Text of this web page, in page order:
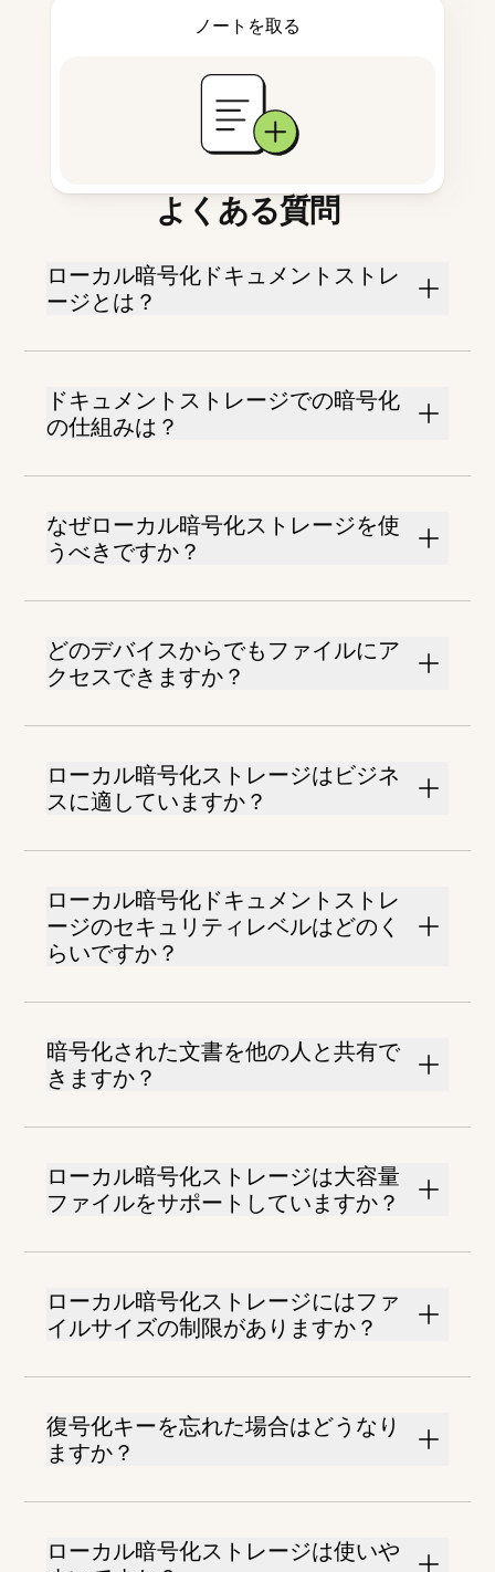
ノートを取る
よくある質問
ローカル暗号化ドキュメントストレ
ージとは？
ドキュメントストレージでの暗号化
の仕組みは？
なぜローカル暗号化ストレージを使
うべきですか？
どのデバイスからでもファイルにア
クセスできますか？
ローカル暗号化ストレージはビジネ
スに適していますか？
ローカル暗号化ドキュメントストレ
ージのセキュリティレベルはどのく
らいですか？
暗号化された文書を他の人と共有で
きますか？
ローカル暗号化ストレージは大容量
ファイルをサポートしていますか？
ローカル暗号化ストレージにはファ
イルサイズの制限がありますか？
復号化キーを忘れた場合はどうなり
ますか？
ローカル暗号化ストレージは使いや